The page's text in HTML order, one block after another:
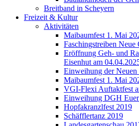
Breitband in Scheyern
Freizeit & Kultur
Aktivitäten
Maibaumfest 1. Mai
Faschingstreiben
Eröffnung Geh- und
Eisenhut am
Einweihung der
Maibaumfest 1. Mai
VGI-Flexi Auftaktfest
Einweihung DGH
Hopfakranzlfest 2019
Schäfflertanz 2019